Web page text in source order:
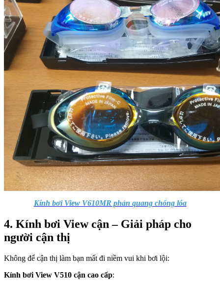
Kính bơi View V610MR phản quang chống lóa
4. Kính bơi View cận – Giải pháp cho
người cận thị
Không để cận thị làm bạn mất đi niềm vui khi bơi lội:
Kính bơi View V510 cận cao cấp: